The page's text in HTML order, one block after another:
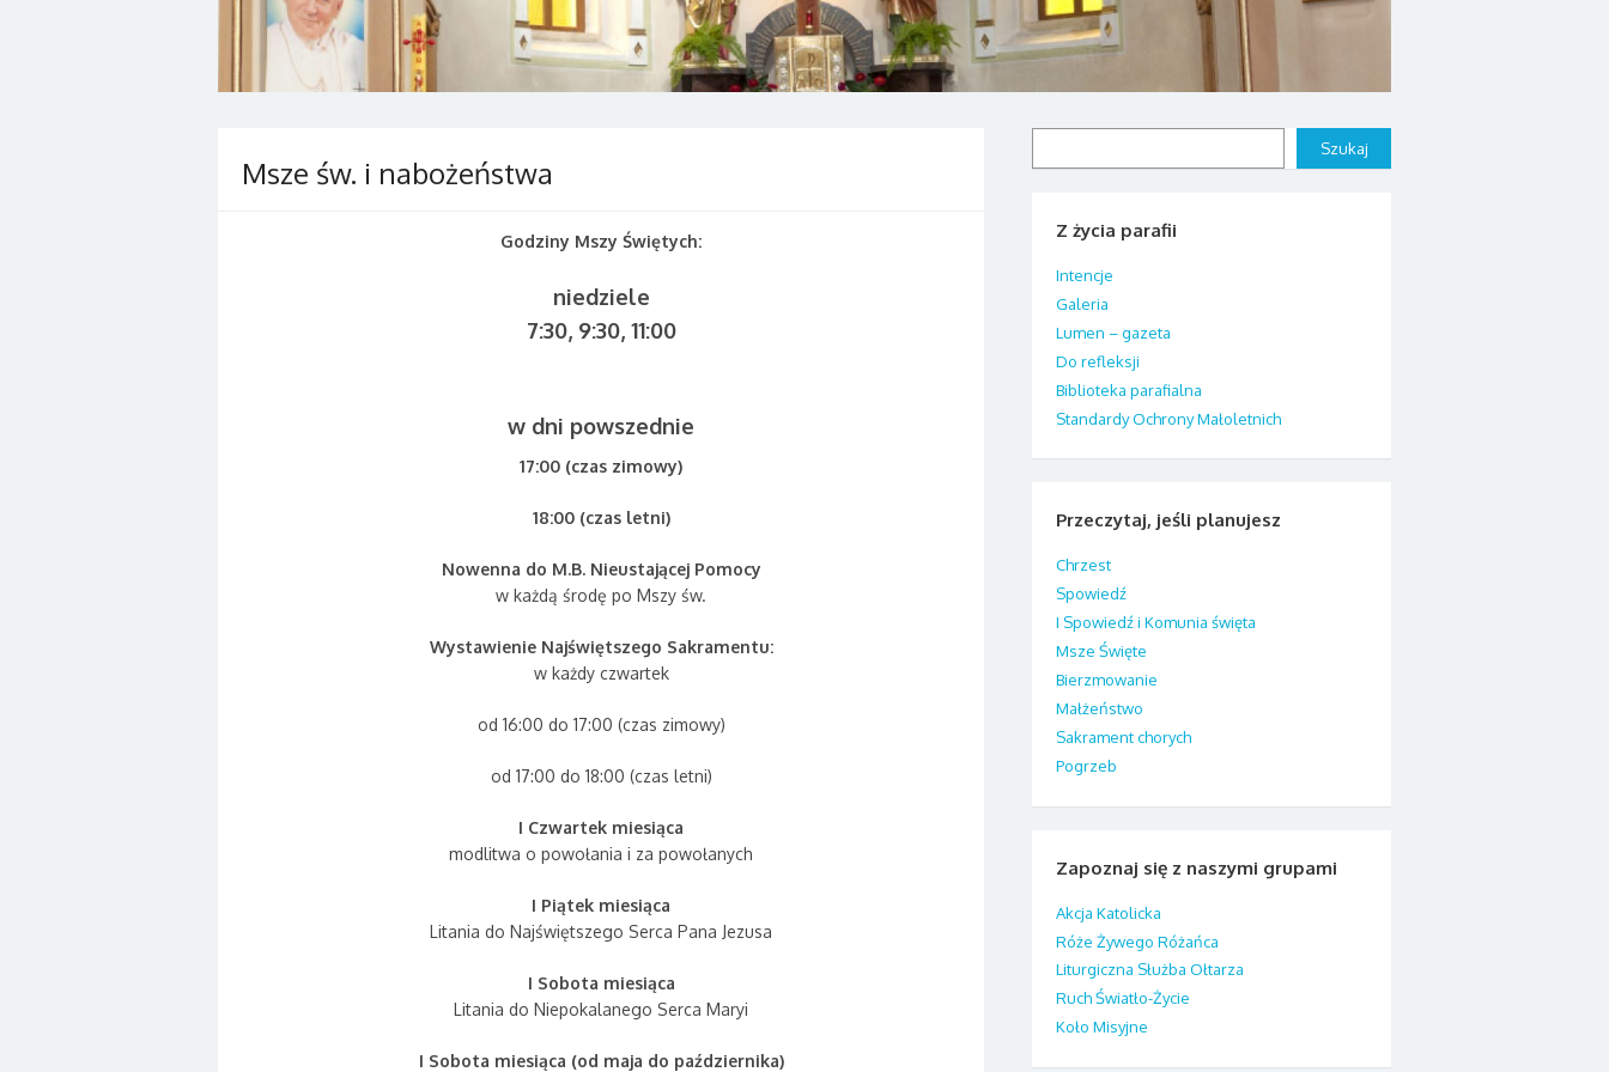
Msze św. i nabożeństwa
Godziny Mszy Świętych:
niedziele
7:30, 9:30, 11:00
w dni powszednie
17:00 (czas zimowy)
18:00 (czas letni)
Nowenna do M.B. Nieustającej Pomocy
w każdą środę po Mszy św.
Wystawienie Najświętszego Sakramentu:
w każdy czwartek
od 16:00 do 17:00 (czas zimowy)
od 17:00 do 18:00 (czas letni)
I Czwartek miesiąca
modlitwa o powołania i za powołanych
I Piątek miesiąca
Litania do Najświętszego Serca Pana Jezusa
I Sobota miesiąca
Litania do Niepokalanego Serca Maryi
I Sobota miesiąca (od maja do października)
Szukaj
Z życia parafii
Intencje
Galeria
Lumen – gazeta
Do refleksji
Biblioteka parafialna
Standardy Ochrony Małoletnich
Przeczytaj, jeśli planujesz
Chrzest
Spowiedź
I Spowiedź i Komunia święta
Msze Święte
Bierzmowanie
Małżeństwo
Sakrament chorych
Pogrzeb
Zapoznaj się z naszymi grupami
Akcja Katolicka
Róże Żywego Różańca
Liturgiczna Służba Ołtarza
Ruch Światło-Życie
Koło Misyjne